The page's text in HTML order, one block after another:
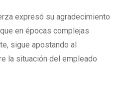
expresó su agradecimiento
en épocas complejas
sigue apostando al
la situación del empleado